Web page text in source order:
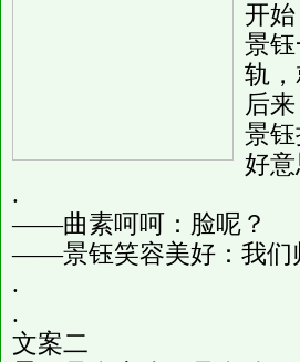
开始
景
轨
后来
景
好
.
——曲素呵呵：脸呢？
——景钰笑容美好：我们
.
.
文案二